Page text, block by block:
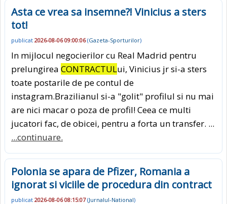
Asta ce vrea sa insemne?! Vinicius a sters
tot!
publicat 2026-08-06 09:00:06(Gazeta-Sporturilor)
In mijlocul negocierilor cu Real Madrid pentru
prelungirea CONTRACTULui, Vinicius jr si-a sters
toate postarile de pe contul de
instagram.Brazilianul si-a "golit" profilul si nu mai
are nici macar o poza de profil! Ceea ce multi
jucatori fac, de obicei, pentru a forta un transfer. ...
...continuare.
Polonia se apara de Pfizer, Romania a
ignorat si viciile de procedura din contract
publicat 2026-08-06 08:15:07(Jurnalul-National)